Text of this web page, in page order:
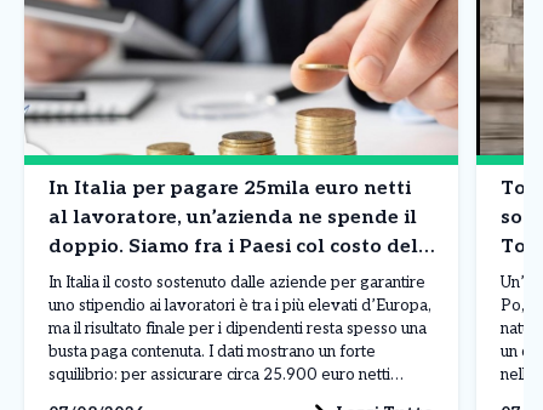
In Italia per pagare 25mila euro netti
al lavoratore, un’azienda ne spende il
doppio. Siamo fra i Paesi col costo del
lavoro più in alto in Europa. I dati
In Italia il costo sostenuto dalle aziende per garantire
uno stipendio ai lavoratori è tra i più elevati d’Europa,
ma il risultato finale per i dipendenti resta spesso una
busta paga contenuta. I dati mostrano un forte
squilibrio: per assicurare circa 25.900 euro netti
Po,
un
nelle